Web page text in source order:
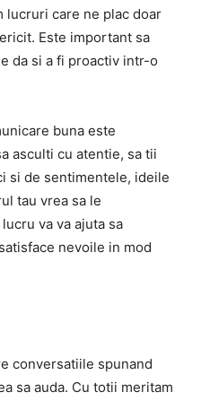
lucruri care ne plac doar
Este important sa
da si a fi proactiv intr-o
buna este
asculti cu atentie, sa tii
si de sentimentele, ideile
tau vrea sa le
va va ajuta sa
nevoile in mod
conversatiile spunand
sa auda. Cu totii meritam